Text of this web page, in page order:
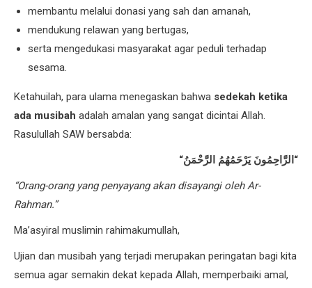
membantu melalui donasi yang sah dan amanah,
mendukung relawan yang bertugas,
serta mengedukasi masyarakat agar peduli terhadap
sesama.
Ketahuilah, para ulama menegaskan bahwa sedekah ketika
ada musibah adalah amalan yang sangat dicintai Allah.
Rasulullah SAW bersabda:
“ الرَّاحِمُونَ يَرْحَمُهُمُ الرَّحْمَنُ“
“Orang-orang yang penyayang akan disayangi oleh Ar-
Rahman.”
Ma’asyiral muslimin rahimakumullah,
Ujian dan musibah yang terjadi merupakan peringatan bagi kita
semua agar semakin dekat kepada Allah, memperbaiki amal,